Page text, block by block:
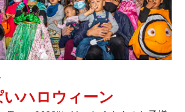
ハロウィーン